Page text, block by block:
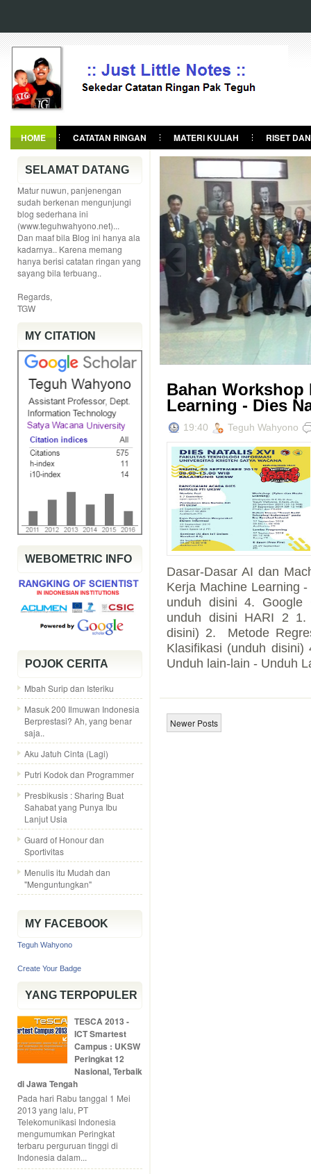
HOME CATATAN RINGAN MATERI KULIAH RISET
SELAMAT DATANG
Matur nuwun, panjenengan
sudah berkenan mengunjungi
blog sederhana ini
(www.teguhwahyono.net)...
Dan maaf bila Blog ini hanya ala
kadarnya.. Karena memang
hanya berisi catatan ringan yang
sayang bila terbuang..
Regards,
TGW
MY CITATION
WEBOMETRIC INFO
POJOK CERITA
Mbah Surip dan Isteriku
Masuk 200 Ilmuwan Indonesia
Berprestasi? Ah, yang benar
saja..
Aku Jatuh Cinta (Lagi)
Putri Kodok dan Programmer
Presbikusis : Sharing Buat
Sahabat yang Punya Ibu
Lanjut Usia
Guard of Honour dan
Sportivitas
Menulis itu Mudah dan
"Menguntungkan"
MY FACEBOOK
Teguh Wahyono
Create Your Badge
YANG TERPOPULER
TESCA 2013 -
ICT Smartest
Campus : UKSW
Peringkat 12
Nasional, Terbaik
di Jawa Tengah
Pada hari Rabu tanggal 1 Mei
2013 yang lalu, PT
Telekomunikasi Indonesia
mengumumkan Peringkat
terbaru perguruan tinggi di
Indonesia dalam...
Bahan Workshop
Learning - Dies
19:40 Teguh Wahyono
Dasar-Dasar AI dan
Kerja Machine Learning
unduh disini 4. Google
unduh disini HARI 2
disini) 2. Metode
Klasifikasi (unduh
Unduh lain-lain - Unduh
Newer Posts